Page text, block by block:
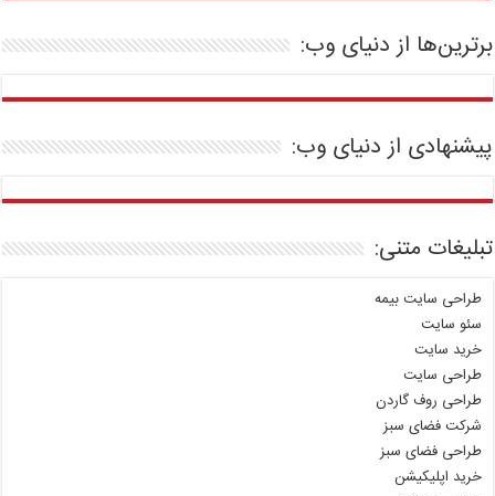
برترین‌ها از دنیای وب:
پیشنهادی از دنیای وب:
تبلیغات متنی:
طراحی سایت بیمه
سئو سایت
خرید سایت
طراحی سایت
طراحی روف گاردن
شرکت فضای سبز
طراحی فضای سبز
خرید اپلیکیشن